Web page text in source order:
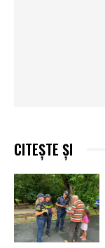
CITEȘTE ȘI